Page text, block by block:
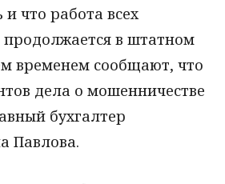
и что работа всех
в штатном
временем сообщают, что
дела о мошенничестве
бухгалтер
Павлова.